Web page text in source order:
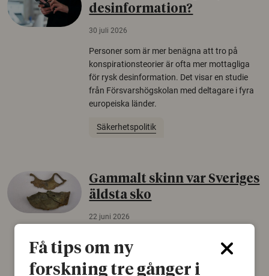
desinformation?
30 juli 2026
Personer som är mer benägna att tro på
konspirationsteorier är ofta mer mottagliga
för rysk desinformation. Det visar en studie
från Försvarshögskolan med deltagare i fyra
europeiska länder.
Säkerhetspolitik
Gammalt skinn var Sveriges
äldsta sko
22 juni 2026
björnfäll visar sig vara delar av en 2000 år
gammal sko. Fyndet bär spår av romerskt
Få tips om ny
forskning tre gånger i